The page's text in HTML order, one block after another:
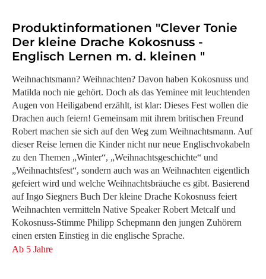
Produktinformationen "Clever Tonie
Der kleine Drache Kokosnuss -
Englisch Lernen m. d. kleinen "
Weihnachtsmann? Weihnachten? Davon haben Kokosnuss und
Matilda noch nie gehört. Doch als das Yeminee mit leuchtenden
Augen von Heiligabend erzählt, ist klar: Dieses Fest wollen die
Drachen auch feiern! Gemeinsam mit ihrem britischen Freund
Robert machen sie sich auf den Weg zum Weihnachtsmann. Auf
dieser Reise lernen die Kinder nicht nur neue Englischvokabeln
zu den Themen „Winter“, „Weihnachtsgeschichte“ und
„Weihnachtsfest“, sondern auch was an Weihnachten eigentlich
gefeiert wird und welche Weihnachtsbräuche es gibt. Basierend
auf Ingo Siegners Buch Der kleine Drache Kokosnuss feiert
Weihnachten vermitteln Native Speaker Robert Metcalf und
Kokosnuss-Stimme Philipp Schepmann den jungen Zuhörern
einen ersten Einstieg in die englische Sprache.
Ab 5 Jahre